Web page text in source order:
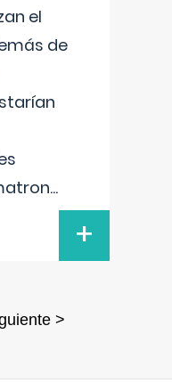
el
de
...
+
>